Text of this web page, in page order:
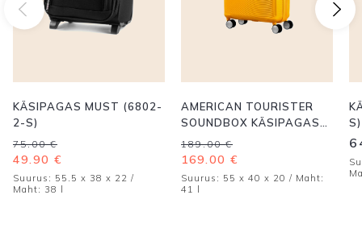
KÄSIPAGAS MUST (6802-
2-S)
75.00€
Algne
hind
oli:
75.00 €.
49.90 €
Praegune
hind
on:
49.90 €.
Suurus: 55.5 x 38 x 22 /
Maht: 38 l
AMERICAN TOURISTER
SOUNDBOX KÄSIPAGAS
KOLLANE
189.00€
Algne
hind
oli:
189.00 €.
169.00 €
Praegune
hind
on:
169.00 €.
Suurus: 55 x 40 x 20 / Maht:
41 l
S)